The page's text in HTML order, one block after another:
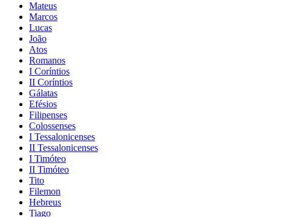
Mateus
Marcos
Lucas
João
Atos
Romanos
I Coríntios
II Coríntios
Gálatas
Efésios
Filipenses
Colossenses
I Tessalonicenses
II Tessalonicenses
I Timóteo
II Timóteo
Tito
Filemon
Hebreus
Tiago